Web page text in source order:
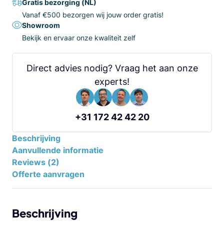
Gratis bezorging (NL)
Vanaf €500 bezorgen wij jouw order gratis!
Showroom
Bekijk en ervaar onze kwaliteit zelf
Direct advies nodig? Vraag het aan onze
experts!
+31 172 42 42 20
Beschrijving
Aanvullende informatie
Reviews (2)
Offerte aanvragen
Beschrijving